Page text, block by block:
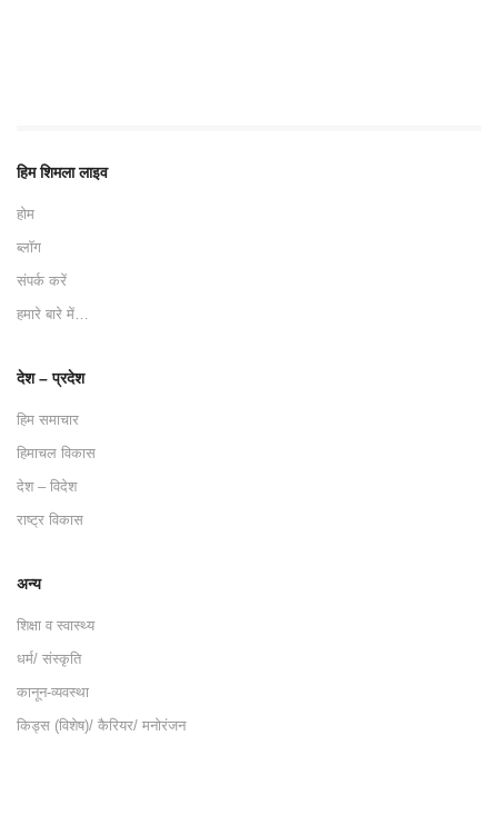
हिम शिमला लाइव
होम
ब्लॉग
संपर्क करें
हमारे बारे में…
देश – प्रदेश
हिम समाचार
हिमाचल विकास
देश – विदेश
राष्ट्र विकास
अन्य
शिक्षा व स्वास्थ्य
धर्म/ संस्कृति
कानून-व्यवस्था
किड्स (विशेष)/ कैरियर/ मनोरंजन